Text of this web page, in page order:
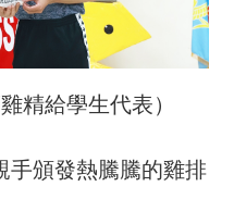
精給學生代表）
手頒發熱騰騰的雞排